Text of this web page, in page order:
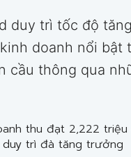
duy trì tốc độ
doanh nổi bật
cầu thông qua
thu đạt 2,222
trì đà tăng trưởng